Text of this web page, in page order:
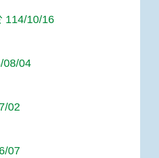
114/10/16
08/04
02
07